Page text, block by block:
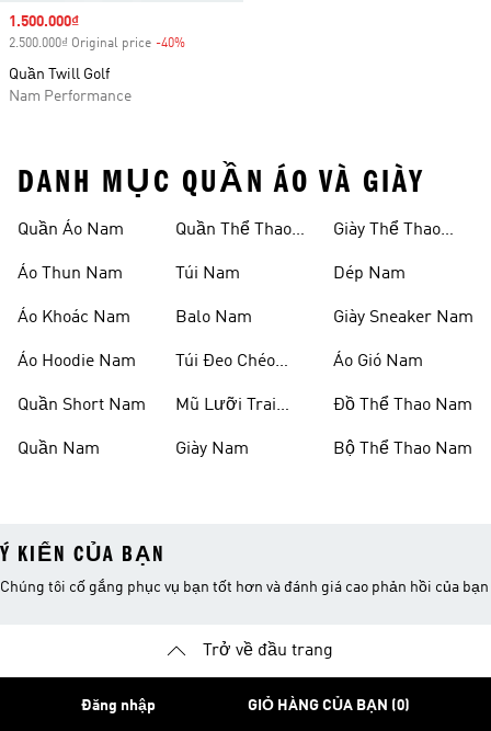
Sale price
1.500.000₫
2.500.000₫ Original price -40%
Quần Twill Golf
Nam Performance
DANH MỤC QUẦN ÁO VÀ GIÀY
Quần Áo Nam
Áo Thun Nam
Áo Khoác Nam
Áo Hoodie Nam
Quần Short Nam
Quần Nam
Quần Thể Thao
Túi Nam
Balo Nam
Túi Đeo Chéo
Mũ Lưỡi Trai
Giày Nam
Giày Thể Thao
Dép Nam
Giày Sneaker Nam
Áo Gió Nam
Đồ Thể Thao Nam
Bộ Thể Thao Nam
Ý KIẾN CỦA BẠN
Chúng tôi cố gắng phục vụ bạn tốt hơn và đánh giá cao phản hồi của bạn
Trở về đầu trang
Đăng nhập GIỎ HÀNG CỦA BẠN (0)